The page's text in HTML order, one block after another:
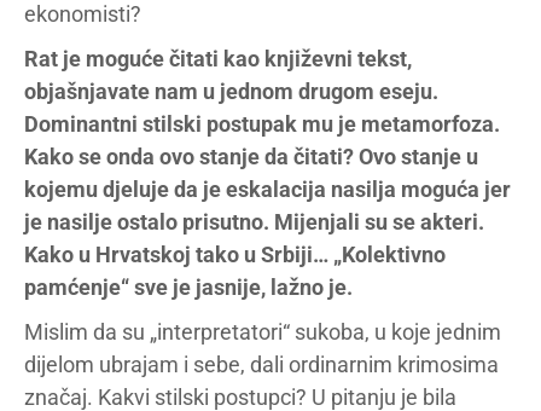
ekonomisti?
Rat je moguće čitati kao književni tekst,
objašnjavate nam u jednom drugom eseju.
Dominantni stilski postupak mu je metamorfoza.
Kako se onda ovo stanje da čitati? Ovo stanje u
kojemu djeluje da je eskalacija nasilja moguća jer
je nasilje ostalo prisutno. Mijenjali su se akteri.
Kako u Hrvatskoj tako u Srbiji… „Kolektivno
pamćenje“ sve je jasnije, lažno je.
Mislim da su „interpretatori“ sukoba, u koje jednim
dijelom ubrajam i sebe, dali ordinarnim krimosima
značaj. Kakvi stilski postupci? U pitanju je bila